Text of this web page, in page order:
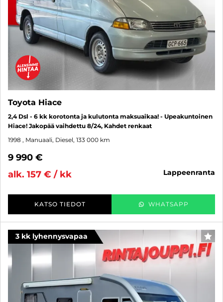
Toyota Hiace
2,4 Dsl - 6 kk korotonta ja kulutonta maksuaikaa! - Upeakuntoinen
Hiace! Jakopää vaihdettu 8/24, Kahdet renkaat
1998 , Manuaali, Diesel, 133 000 km
9 990 €
alk. 157 € / kk
lappeenranta
KATSO TIEDOT WHATSAPP
3 kk lyhennysvapaa